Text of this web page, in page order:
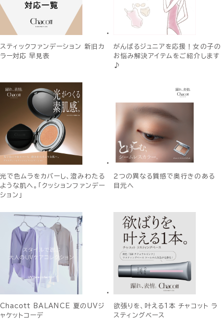
スティックファンデーション 新旧カ
ラー対応 早見表
がんばるジュニアを応援！女の子の
お悩み解決アイテムをご紹介します
♪
光で色ムラをカバーし、澄みわたる
ような肌へ。「クッションファンデー
ション」
２つの異なる質感で奥行きのある
目元へ
Chacott BALANCE 夏のUVジ
ャケットコーデ
欲張りを、叶える1本 チャコット ラ
スティングベース